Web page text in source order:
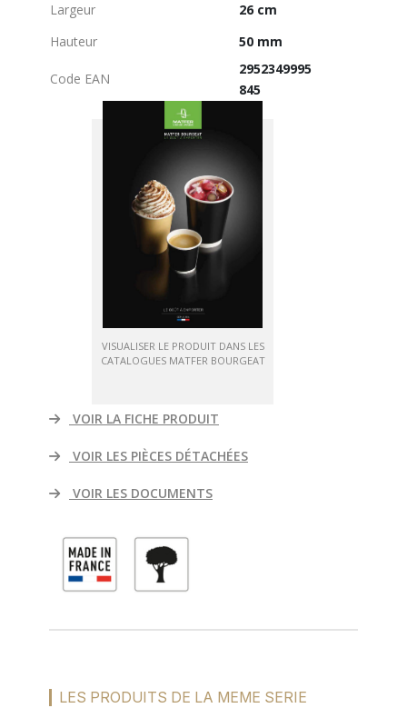
Largeur
26 cm
Hauteur
50 mm
Code EAN
2952349995
845
VISUALISER LE PRODUIT DANS LES
CATALOGUES MATFER BOURGEAT
VOIR LA FICHE PRODUIT
VOIR LES PIÈCES DÉTACHÉES
VOIR LES DOCUMENTS
LES PRODUITS DE LA MEME SERIE